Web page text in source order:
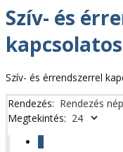
Szív- és
Szív- és érrendszerrel
Rendezés:
Megtekintés: